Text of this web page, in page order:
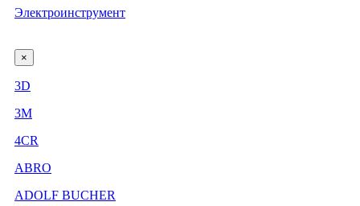
Электроинструмент
×
3D
3М
4CR
ABRO
ADOLF BUCHER